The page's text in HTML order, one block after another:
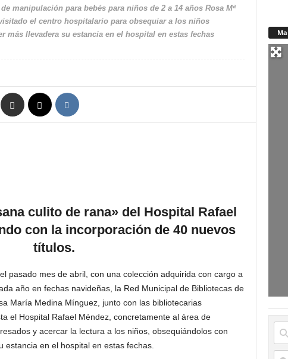
manipulación para bebés para niños de 2 a 14 años Rosa Mª
el centro hospitalario para obsequiar a los niños
más llevadera su estancia en el hospital en estas fechas
culito de rana» del Hospital Rafael
con la incorporación de 40 nuevos
títulos.
pasado mes de abril, con una colección adquirida con cargo a
año en fechas navideñas, la Red Municipal de Bibliotecas de
María Medina Mínguez, junto con las bibliotecarias
el Hospital Rafael Méndez, concretamente al área de
y acercar la lectura a los niños, obsequiándolos con
en el hospital en estas fechas.